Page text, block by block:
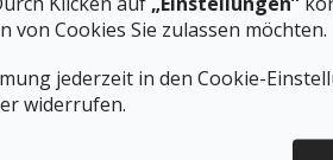
von Cookies Sie zulassen möchten.
jederzeit in den Cookie-
widerrufen.
3 auch bei Läufen von mehr als drei
Trailgelände
für Trailschuhe – sie